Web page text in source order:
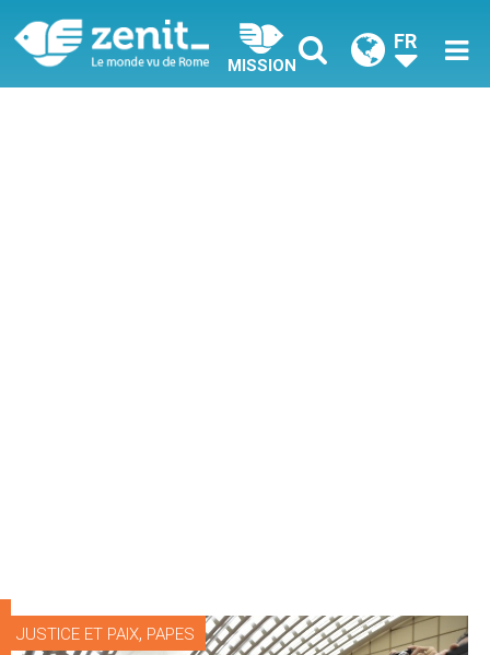
MISSION
FR
JUSTICE ET PAIX, PAPES